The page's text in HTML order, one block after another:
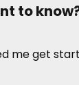
to
me get